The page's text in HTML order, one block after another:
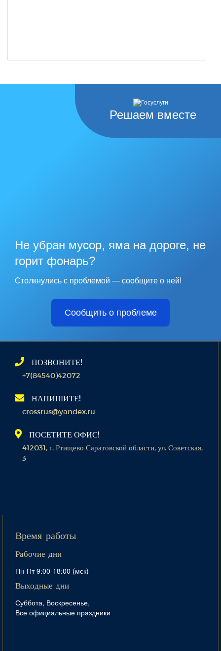
Решаем вместе
Не убран мусор, яма на дороге, не
горит фонарь?
Столкнулись с проблемой — сообщите о ней!
Сообщить о проблеме
ПОЗВОНИТЕ!
+7(84540)42072
НАПИШИТЕ!
crossrus@yandex.ru
ПОСЕТИТЕ ОФИС!
412031, г. Ртищево Саратовской области, ул. Советская,
3
Время работы
Рабочие дни
Пн-Пт 9:00-18:00 (мск)
Выходные дни
Суббота, Воскресенье,
Все официальные праздники